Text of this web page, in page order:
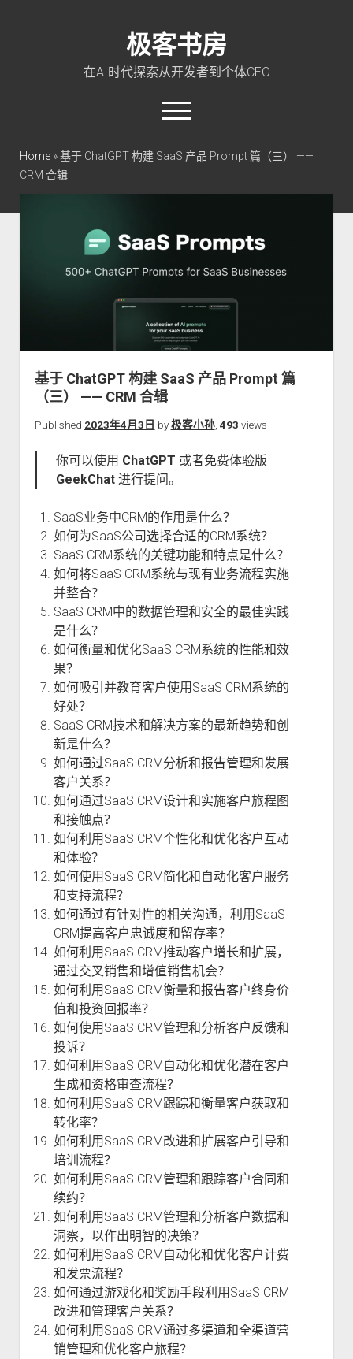
极客书房
在AI时代探索从开发者到个体CEO
open
menu
twitterlinkedin rss github wechat
首页
PHP 全栈指南
玩转 ChatGPT
成长思维
极客智坊文档
关于本站
Home»基于 ChatGPT 构建 SaaS 产品 Prompt 篇（三） ——
CRM 合辑
基于 ChatGPT 构建 SaaS 产品 Prompt 篇
（三） —— CRM 合辑
Published 2023年4月3日 by极客小孙, 493 views
你可以使用 ChatGPT 或者免费体验版
GeekChat进行提问。
SaaS业务中CRM的作用是什么？
如何为SaaS公司选择合适的CRM系统？
SaaS CRM系统的关键功能和特点是什么？
如何将SaaS CRM系统与现有业务流程实施
并整合？
SaaS CRM中的数据管理和安全的最佳实践
是什么？
如何衡量和优化SaaS CRM系统的性能和效
果？
如何吸引并教育客户使用SaaS CRM系统的
好处？
SaaS CRM技术和解决方案的最新趋势和创
新是什么？
如何通过SaaS CRM分析和报告管理和发展
客户关系？
如何通过SaaS CRM设计和实施客户旅程图
和接触点？
如何利用SaaS CRM个性化和优化客户互动
和体验？
如何使用SaaS CRM简化和自动化客户服务
和支持流程？
如何通过有针对性的相关沟通，利用SaaS
CRM提高客户忠诚度和留存率？
如何利用SaaS CRM推动客户增长和扩展，
通过交叉销售和增值销售机会？
如何利用SaaS CRM衡量和报告客户终身价
值和投资回报率？
如何使用SaaS CRM管理和分析客户反馈和
投诉？
如何利用SaaS CRM自动化和优化潜在客户
生成和资格审查流程？
如何利用SaaS CRM跟踪和衡量客户获取和
转化率？
如何利用SaaS CRM改进和扩展客户引导和
培训流程？
如何利用SaaS CRM管理和跟踪客户合同和
续约？
如何利用SaaS CRM管理和分析客户数据和
洞察，以作出明智的决策？
如何利用SaaS CRM自动化和优化客户计费
和发票流程？
如何通过游戏化和奖励手段利用SaaS CRM
改进和管理客户关系？
如何利用SaaS CRM通过多渠道和全渠道营
销管理和优化客户旅程？